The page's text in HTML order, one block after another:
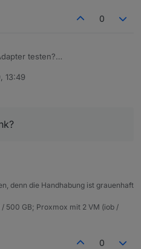
0
testen?
13:49
denn die Handhabung ist grauenhaft
500 GB; Proxmox mit 2 VM (iob /
0